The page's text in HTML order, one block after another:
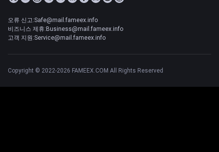
오류 신고:Safe@mail.fameex.info
비즈니스 제휴:Business@mail.fameex.info
고객 지원:Service@mail.fameex.info
Copyright © 2022-2026 FAMEEX.COM All Rights Reserved